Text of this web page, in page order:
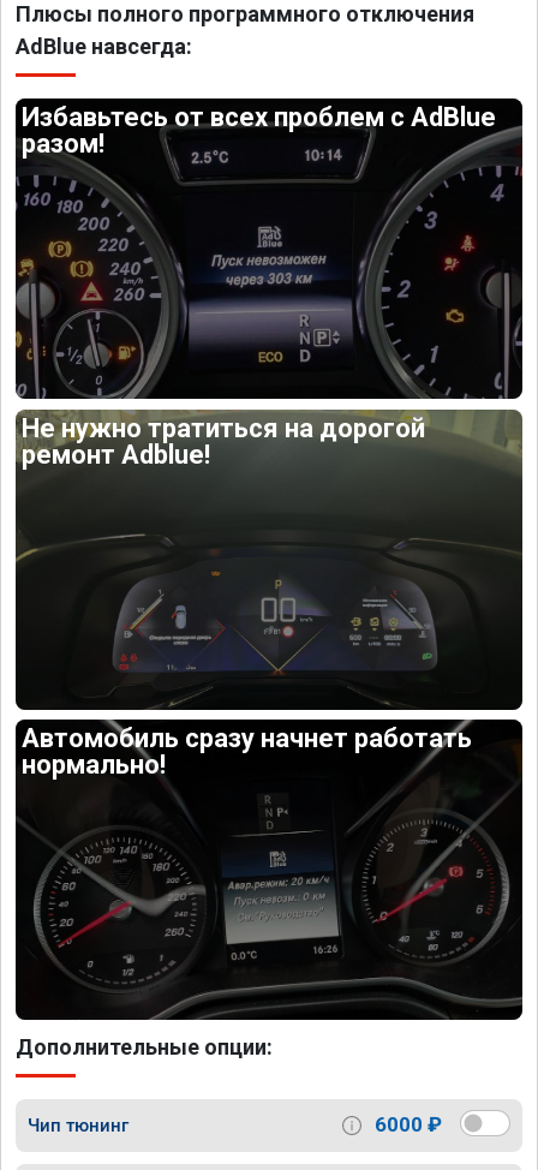
Плюсы полного программного отключения
AdBlue навсегда:
Избавьтесь от всех проблем с AdBlue
разом!
Не нужно тратиться на дорогой
ремонт Adblue!
Автомобиль сразу начнет работать
нормально!
Дополнительные опции:
Чип тюнинг 6000 ₽